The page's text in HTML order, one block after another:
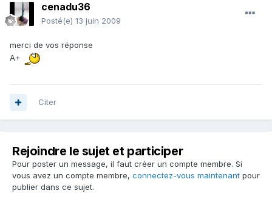
cenadu36
Posté(e) 13 juin 2009
merci de vos réponse
A+
Citer
Rejoindre le sujet et participer
Pour poster un message, il faut créer un compte membre. Si
vous avez un compte membre, connectez-vous maintenant pour
publier dans ce sujet.